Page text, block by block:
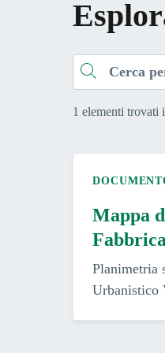
Cerca
1 elementi trovati
Mappa
Planimetria
Urbanistico